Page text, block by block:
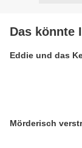
Das könnte
Eddie und das
Mörderisch